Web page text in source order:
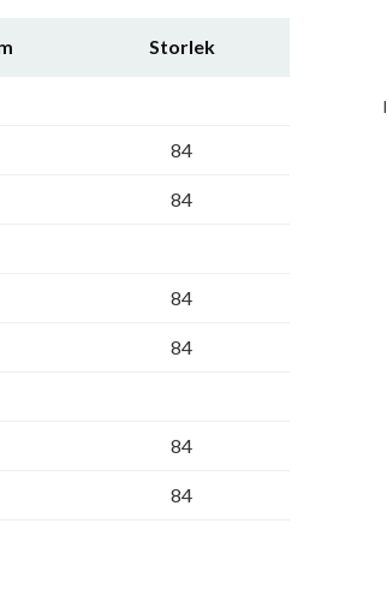
Storlek
84
84
84
84
84
84